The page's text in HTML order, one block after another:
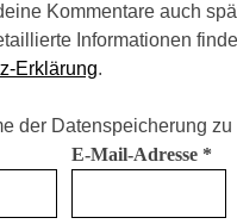
Kommentare auch
Informationen
Erklärung.
der Datenspeicherung zu
E-Mail-Adresse *